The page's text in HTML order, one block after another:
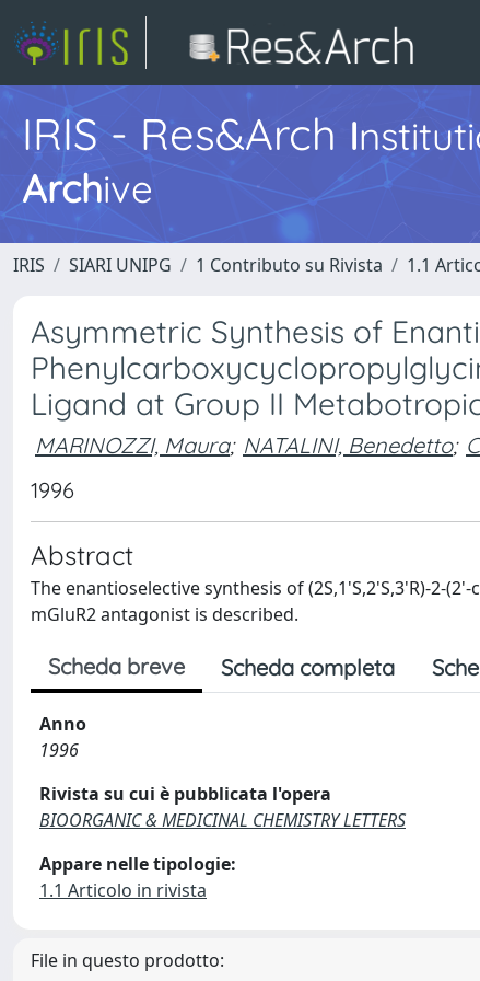
IRIS - Res&Arch I
Archive
IRIS SIARI UNIPG 1 Contributo su Rivista 1.1
Asymmetric Synthesis of
Ligand at Group II
MARINOZZI, Maura; NATALINI, Benedetto;
1996
Abstract
The enantioselective synthesis of (2S,1'S,2'S,3'R)-2-
mGluR2 antagonist is described.
Scheda breve Scheda completa
Anno
1996
Rivista su cui è pubblicata l'opera
BIOORGANIC & MEDICINAL CHEMISTRY LETTERS
Appare nelle tipologie:
1.1 Articolo in rivista
File in questo prodotto: